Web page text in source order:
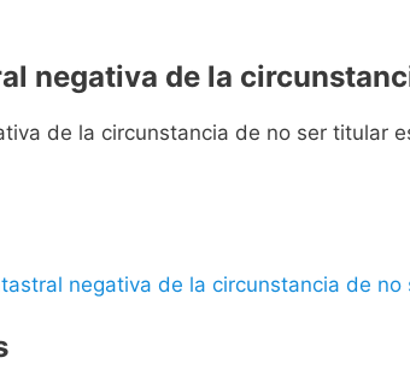
negativa de la
de la circunstancia de no ser titular
negativa de la circunstancia de no